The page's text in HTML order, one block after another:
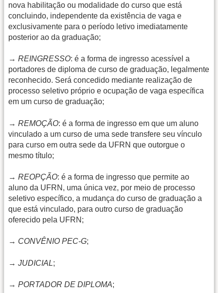
nova habilitação ou modalidade do curso que está
concluindo, independente da existência de vaga e
exclusivamente para o período letivo imediatamente
posterior ao da graduação;
→ REINGRESSO: é a forma de ingresso acessível a
portadores de diploma de curso de graduação, legalmente
reconhecido. Será concedido mediante realização de
processo seletivo próprio e ocupação de vaga específica
em um curso de graduação;
→ REMOÇÃO: é a forma de ingresso em que um aluno
vinculado a um curso de uma sede transfere seu vínculo
para curso em outra sede da UFRN que outorgue o
mesmo título;
→ REOPÇÃO: é a forma de ingresso que permite ao
aluno da UFRN, uma única vez, por meio de processo
seletivo específico, a mudança do curso de graduação a
que está vinculado, para outro curso de graduação
oferecido pela UFRN;
→ CONVÊNIO PEC-G;
→ JUDICIAL;
→ PORTADOR DE DIPLOMA;